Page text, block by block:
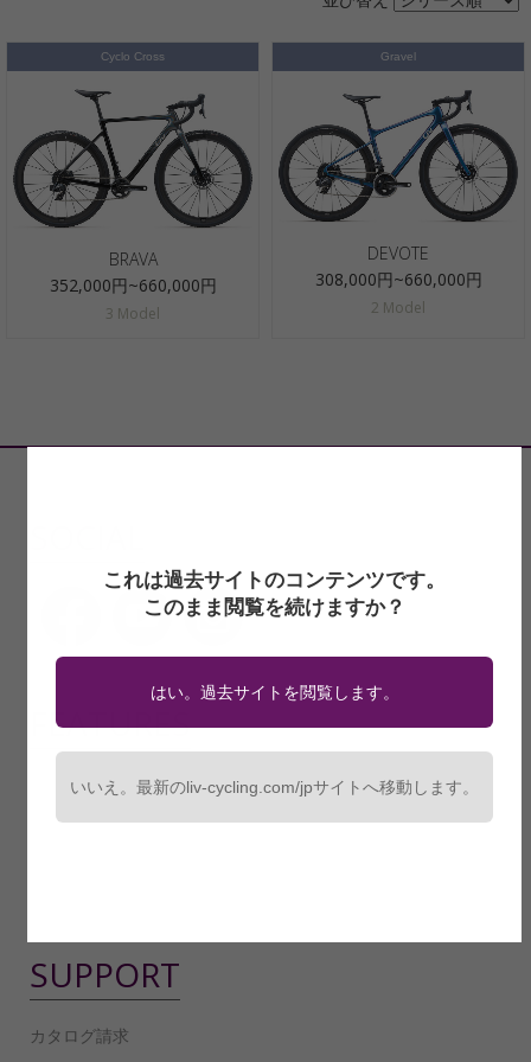
Cyclo Cross
BRAVA
352,000円~660,000円
3 Model
Gravel
DEVOTE
308,000円~660,000円
2 Model
FEATURES
テクノロジー
ライダー/チーム
SUPPORT
カタログ請求
これは過去サイトのコンテンツです。
このまま閲覧を続けますか？
はい。過去サイトを閲覧します。
いいえ。最新のliv-cycling.com/jpサイトへ移動します。